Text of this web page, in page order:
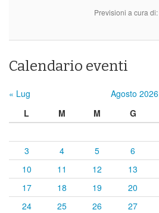
Previsioni a cura di:
Calendario eventi
« Lug Agosto 2026
L
M M G
3
4 5 6
10
11 12 13
17
18 19 20
24
25 26 27